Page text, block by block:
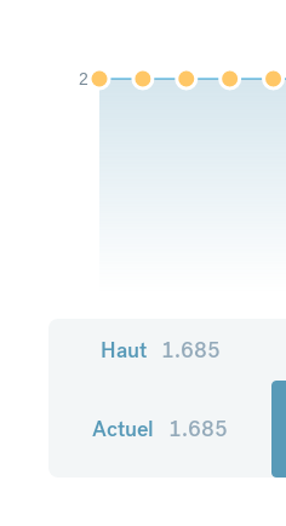
2
Haut 1.685
Actuel 1.685